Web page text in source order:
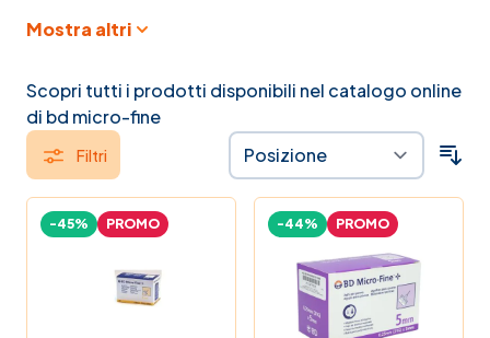
Cosmesi
Articoli sanitari
Veterinaria
Farmaci
Veterinari
Mostra altri
Scopri tutti i prodotti disponibili nel catalogo online
di bd micro-fine
Filtri
-45% PROMO -44% PROMO